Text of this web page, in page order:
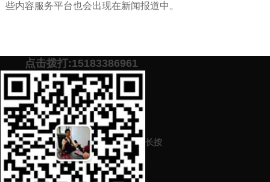
些内容服务平台也会出现在新闻报道中。
预约营销老师 添加微信号：scyxch
案！
上一篇：品牌策划中有哪些具体步骤？品牌策划有哪些细节
下一篇：企业公司电商市场的品牌营销策划推广有哪些必要重要的东
点击拨打:15183386961
长按